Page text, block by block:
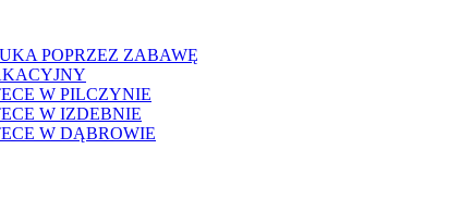
POPRZEZ ZABAWĘ
W PILCZYNIE
W IZDEBNIE
W DĄBROWIE